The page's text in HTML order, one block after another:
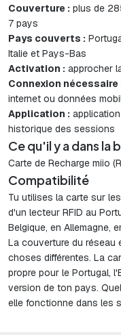
Couverture : plus de
7 pays
Pays couverts :
Italie et Pays-Bas
Activation : approcher
Connexion nécessaire
internet ou données
Application :
historique des sessions
Ce qu'il y a dans la
Carte de Recharge miio
Compatibilité
Tu utilises la carte sur
d'un lecteur RFID au
Belgique, en Allemagne,
La couverture du réseau
choses différentes. La
propre pour le Portugal,
version de ton pays.
elle fonctionne dans les